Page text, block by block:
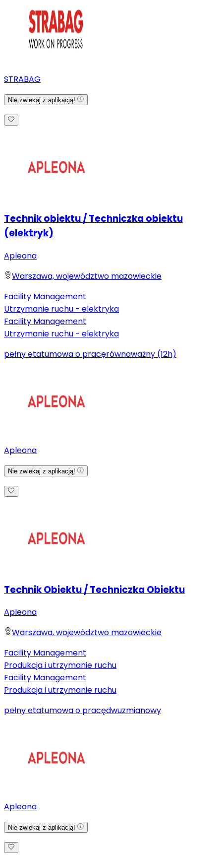
STRABAG
Nie zwlekaj z aplikacją!
Technik obiektu / Techniczka obiektu
(elektryk)
Apleona
Warszawa, województwo mazowieckie
Facility Management
Utrzymanie ruchu - elektryka
Facility Management
Utrzymanie ruchu - elektryka
pełny etatumowa o pracęrównoważny (12h)
Apleona
Nie zwlekaj z aplikacją!
Technik Obiektu / Techniczka Obiektu
Apleona
Warszawa, województwo mazowieckie
Facility Management
Produkcja i utrzymanie ruchu
Facility Management
Produkcja i utrzymanie ruchu
pełny etatumowa o pracędwuzmianowy
Apleona
Nie zwlekaj z aplikacją!